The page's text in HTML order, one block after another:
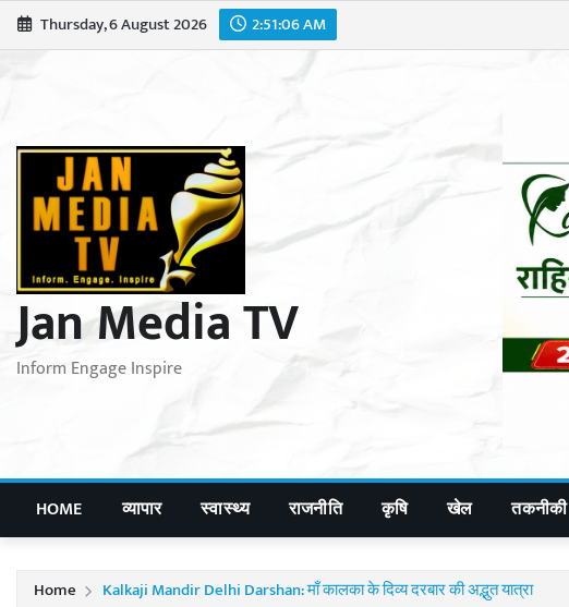
Skip
to
Thursday, 6 August 2026 2:51:07 AM
Jan Media TV
Inform Engage Inspire
HOME व्यापार स्वास्थ्य राजनीति कृषि खेल तकनीकी
Home Kalkaji Mandir Delhi Darshan: माँ कालका के दिव्य दरबार की अद्भुत यात्रा